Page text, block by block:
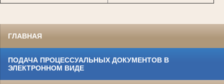
ГЛАВНАЯ
ПОДАЧА ПРОЦЕССУАЛЬНЫХ ДОКУМЕНТОВ В
ЭЛЕКТРОННОМ ВИДЕ